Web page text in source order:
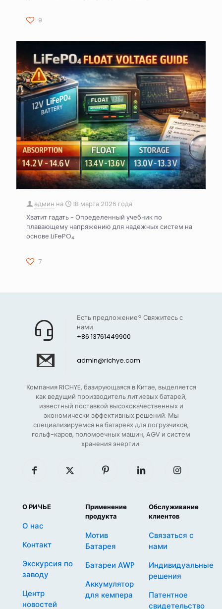
9
админ на
18 марта 2026 года
Хватит гадать - Определенный учебник по
плавающему напряжению для надежных систем на
основе LiFePO₄
7
+86 13761449900
Есть предложение? Свяжитесь с
нами
admin@richye.com
Компания RICHYE, базирующаяся в Китае, выделяется
как ведущий производитель литиевых батарей,
известный поставкой высококачественных и
экономически эффективных решений. Мы
специализируемся на батареях для погрузчиков,
гольф-каров, поломоечных машин, AGV и систем
хранения энергии.
О РИЧЬЕ
О нас
Контакт
Экскурсия по
заводу
Центр
новостей
Применение
продукта
Мотив
Батарея
Батареи AWP
Аккумулятор
для кемпера
Обслуживание
клиентов
Связаться с
нами
Индивидуальные
решения
Патентное
свидетельство